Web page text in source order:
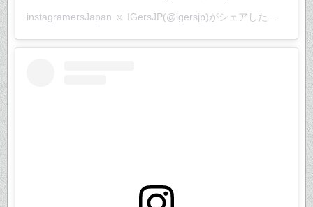
instagramersJapan ☺︎ IGersJP(@igersjp)がシェアした投稿 –